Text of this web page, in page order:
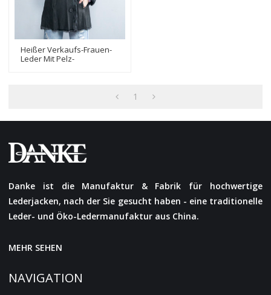
Heißer Verkaufs-Frauen-
Leder Mit Pelz-
1
Danke ist die Manufaktur & Fabrik für hochwertige
Lederjacken, nach der Sie gesucht haben - eine traditionelle
Leder- und Öko-Ledermanufaktur aus China.
MEHR SEHEN
NAVIGATION